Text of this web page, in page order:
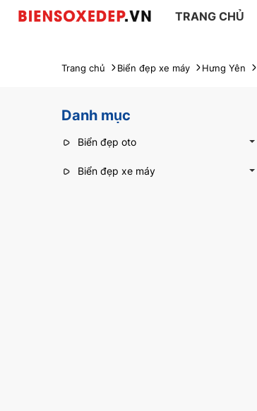
TRANG CHỦ
Trang chủ Biển đẹp xe máy Hưng Yên
Danh mục
Biển đẹp oto
Biển đẹp xe máy